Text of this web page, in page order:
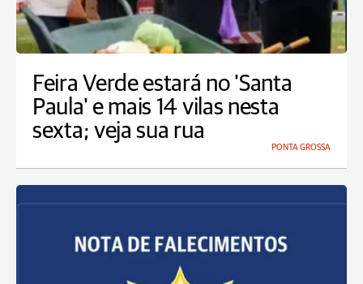
Feira Verde estará no 'Santa
Paula' e mais 14 vilas nesta
sexta; veja sua rua
PONTA GROSSA